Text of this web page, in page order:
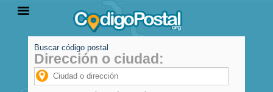
PROVINCIAS
Buscar código postal
Dirección o ciudad: